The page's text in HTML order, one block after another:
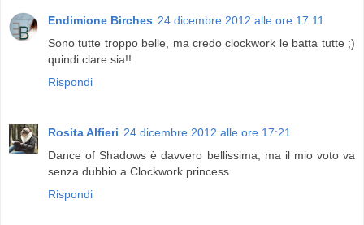
Endimione Birches 24 dicembre 2012 alle ore 17:11
Sono tutte troppo belle, ma credo clockwork le batta tutte ;)
quindi clare sia!!
Rispondi
Rosita Alfieri 24 dicembre 2012 alle ore 17:21
Dance of Shadows è davvero bellissima, ma il mio voto va
senza dubbio a Clockwork princess
Rispondi